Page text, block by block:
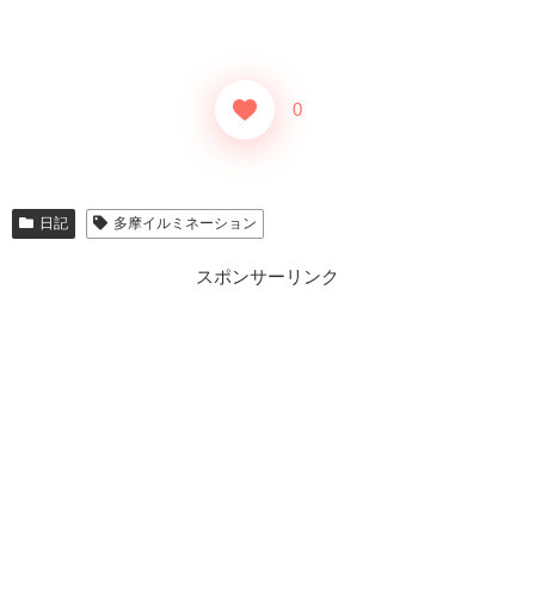
0
日記 多摩イルミネーション
スポンサーリンク